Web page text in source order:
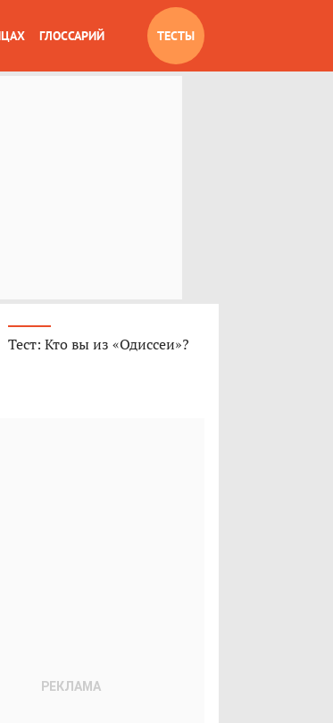
ГЛОССАРИЙ ТЕСТЫ
Тест: Кто вы из «Одиссеи»?